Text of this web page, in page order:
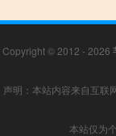
Copyright © 2012 - 2026
声明：本站内容来自互联
本站仅为